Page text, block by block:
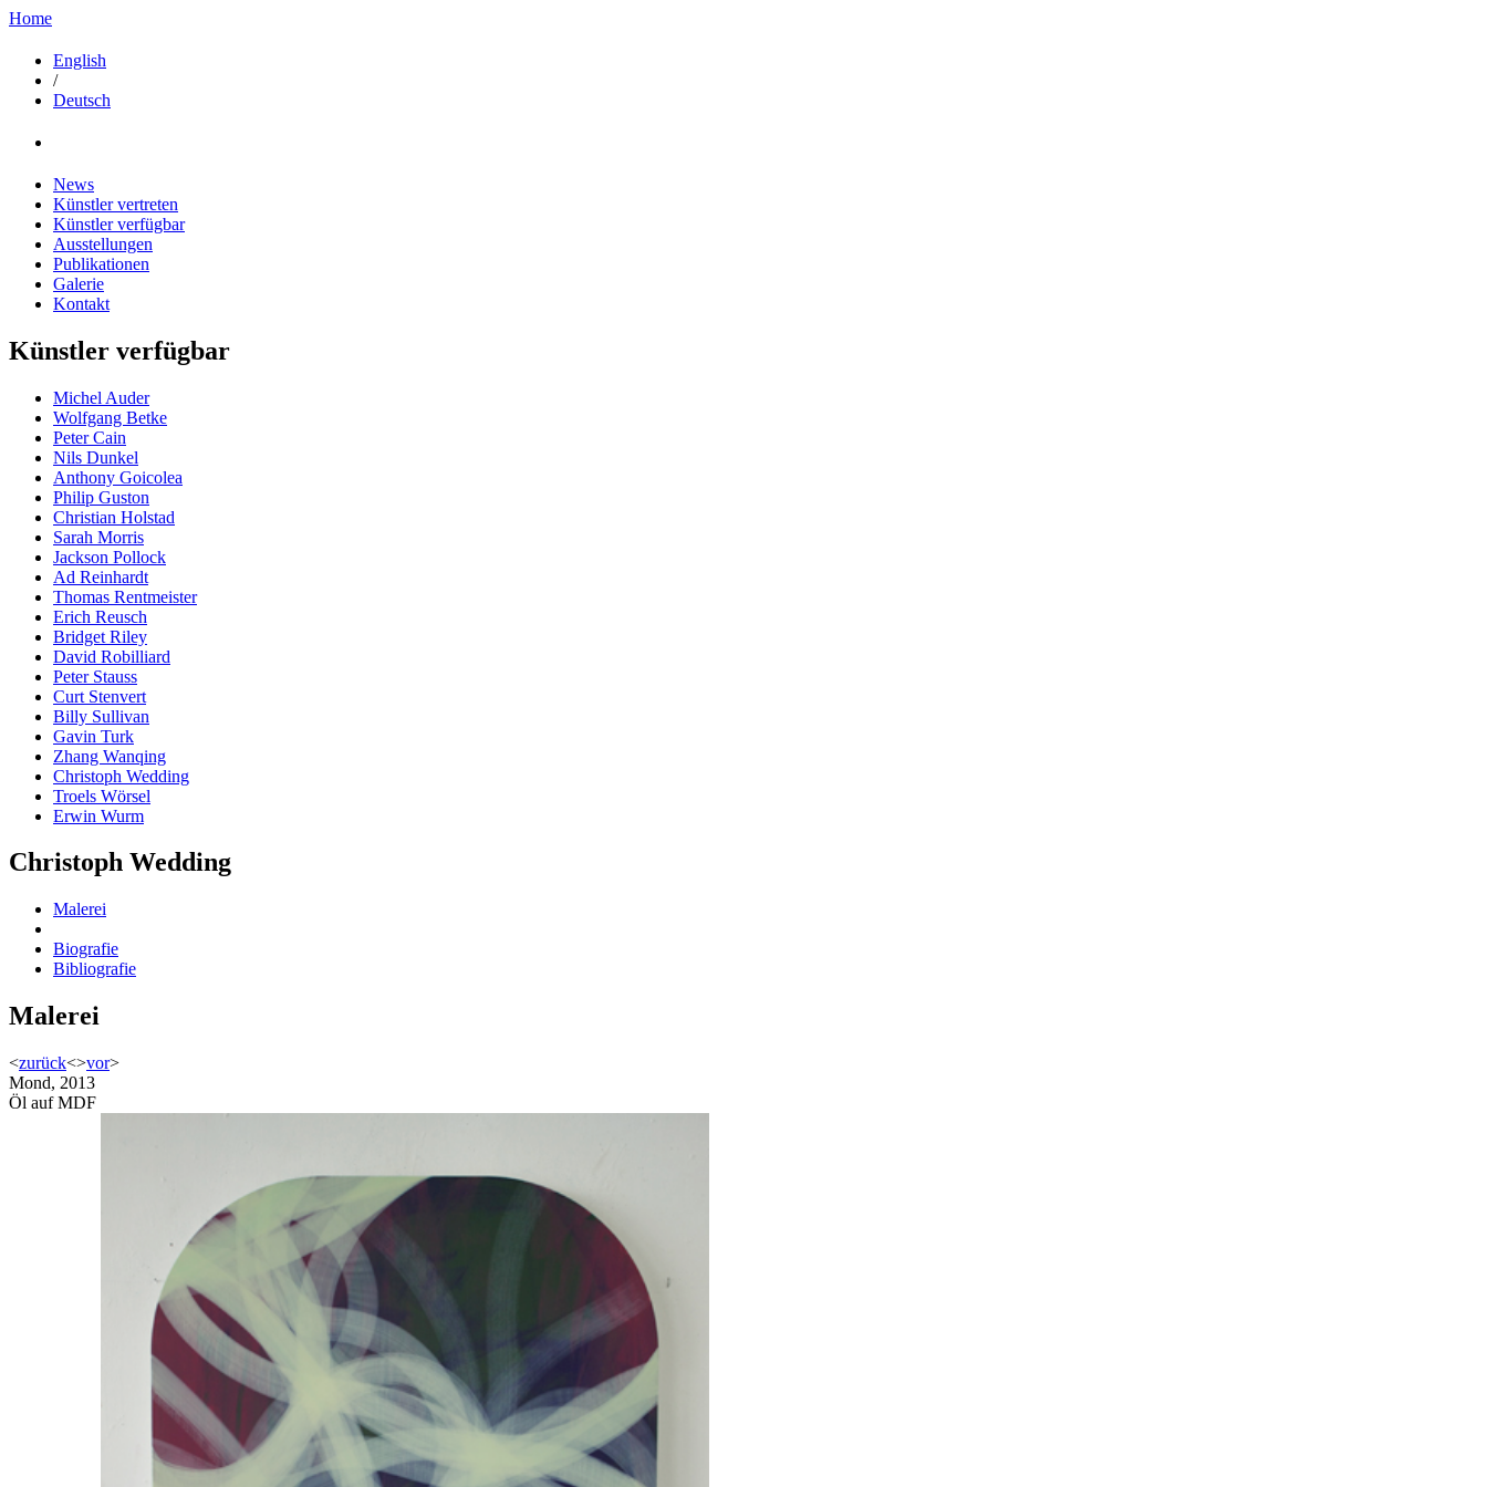
Home
English
/
Deutsch
News
Künstler vertreten
Künstler verfügbar
Ausstellungen
Publikationen
Galerie
Kontakt
Künstler verfügbar
Michel Auder
Wolfgang Betke
Peter Cain
Nils Dunkel
Anthony Goicolea
Philip Guston
Christian Holstad
Sarah Morris
Jackson Pollock
Ad Reinhardt
Thomas Rentmeister
Erich Reusch
Bridget Riley
David Robilliard
Peter Stauss
Curt Stenvert
Billy Sullivan
Gavin Turk
Zhang Wanqing
Christoph Wedding
Troels Wörsel
Erwin Wurm
Christoph Wedding
Malerei
Biografie
Bibliografie
Malerei
<zurück<>vor>
Mond, 2013
Öl auf MDF